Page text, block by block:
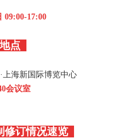
09:00-17:00
点
上海新国际博览中心
会议室
修订情况速览